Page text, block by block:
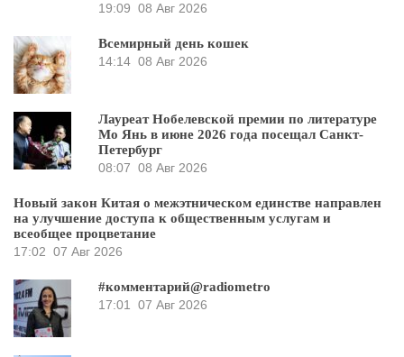
19:09 08 Авг 2026
Всемирный день кошек
14:14 08 Авг 2026
Лауреат Нобелевской премии по литературе
Мо Янь в июне 2026 года посещал Санкт-
Петербург
08:07 08 Авг 2026
Новый закон Китая о межэтническом единстве направлен
на улучшение доступа к общественным услугам и
всеобщее процветание
17:02 07 Авг 2026
#комментарий@radiometro
17:01
07 Авг 2026